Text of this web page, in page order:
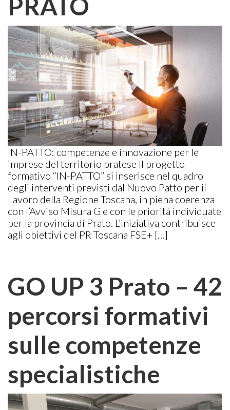
IN-PATTO: competenze e innovazione per le
imprese del territorio pratese Il progetto
formativo “IN-PATTO” si inserisce nel quadro
degli interventi previsti dal Nuovo Patto per il
Lavoro della Regione Toscana, in piena coerenza
con l’Avviso Misura G e con le priorità individuate
per la provincia di Prato. L’iniziativa contribuisce
agli obiettivi del PR Toscana FSE+ […]
GO UP 3 Prato – 42
percorsi formativi
sulle competenze
specialistiche